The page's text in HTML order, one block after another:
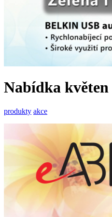
Nabídka květen
produkty akce